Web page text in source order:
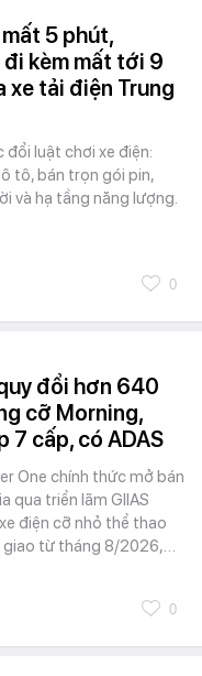
5 phút,
kèm mất tới 9
xe tải điện Trung
đổi luật chơi xe điện:
tô, bán trọn gói pin,
và hạ tầng năng lượng.
0
đổi hơn 640
cỡ Morning,
7 cấp, có ADAS
One chính thức mở bán
qua triển lãm GIIAS
điện cỡ nhỏ thể thao
giao từ tháng 8/2026,…
0